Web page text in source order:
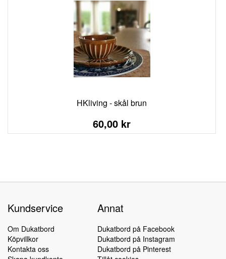
HKliving - skål brun
60,00 kr
Kundservice
Om Dukatbord
Köpvillkor
Kontakta oss
Annat
Dukatbord på Facebook
Dukatbord på Instagram
Dukatbord på Pinterest